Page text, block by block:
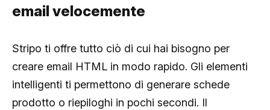
email velocemente
Stripo ti offre tutto ciò di cui hai bisogno per
creare email HTML in modo rapido. Gli elementi
intelligenti ti permettono di generare schede
prodotto o riepiloghi in pochi secondi. Il